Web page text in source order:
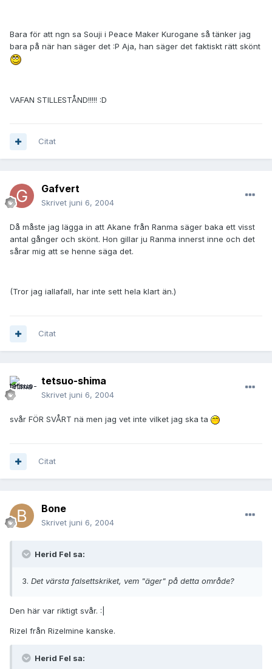
Bara för att ngn sa Souji i Peace Maker Kurogane så tänker jag
bara på när han säger det :P Aja, han säger det faktiskt rätt skönt
VAFAN STILLESTÅND!!!!! :D
Citat
Gafvert
Skrivet juni 6, 2004
Då måste jag lägga in att Akane från Ranma säger baka ett visst
antal gånger och skönt. Hon gillar ju Ranma innerst inne och det
sårar mig att se henne säga det.
(Tror jag iallafall, har inte sett hela klart än.)
Citat
tetsuo-shima
Skrivet juni 6, 2004
svår FÖR SVÅRT nä men jag vet inte vilket jag ska ta
Citat
Bone
Skrivet juni 6, 2004
Herid Fel sa:
3. Det värsta falsettskriket, vem "äger" på detta område?
Den här var riktigt svår. :|
Rizel från Rizelmine kanske.
Herid Fel sa: